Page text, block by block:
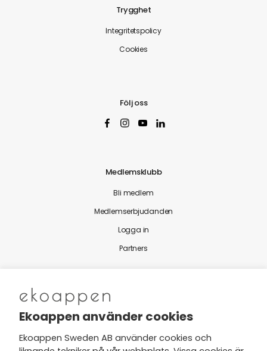
Trygghet
Integritetspolicy
Cookies
Följ oss
Medlemsklubb
Bli medlem
Medlemserbjudanden
Logga in
Partners
Nytt från Ekoappen
Ekoappen använder cookies
Ekoappen Sweden AB använder cookies och